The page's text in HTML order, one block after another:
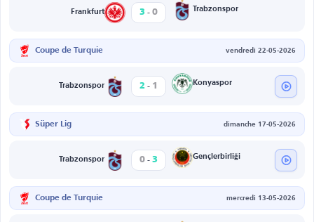
Frankfurt 3 - 0 Trabzonspor
Coupe de Turquie vendredi 22-05-2026
Trabzonspor 2 - 1 Konyaspor
Süper Lig dimanche 17-05-2026
Trabzonspor 0 - 3 Gençlerbirliği
Coupe de Turquie mercredi 13-05-2026